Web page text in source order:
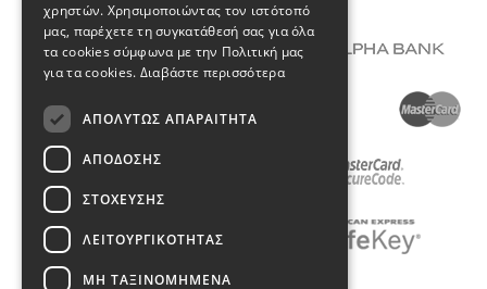
χρηστών. Χρησιμοποιώντας τον ιστότοπό
μας, παρέχετε τη συγκατάθεσή σας για όλα
τα cookies σύμφωνα με την Πολιτική μας
για τα cookies. Διαβάστε περισσότερα
ΑΠΟΛΎΤΩΣ ΑΠΑΡΑΊΤΗΤΑ
ΑΠΌΔΟΣΗΣ
ΣΤΌΧΕΥΣΗΣ
ΛΕΙΤΟΥΡΓΙΚΌΤΗΤΑΣ
ΜΗ ΤΑΞΙΝΟΜΗΜΈΝΑ